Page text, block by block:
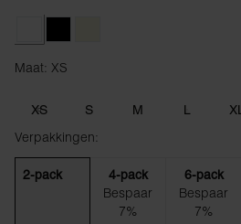
Maat: XS
XS S M L XL
Verpakkingen:
2-pack 4-pack
Bespaar
7%
6-pack
Bespaar
7%